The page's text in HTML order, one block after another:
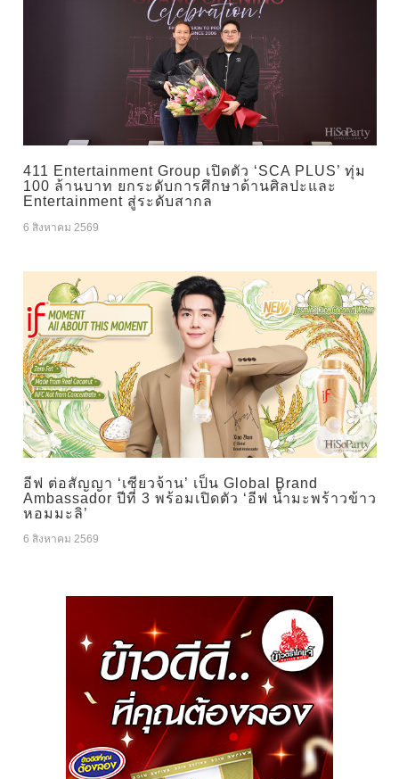
411 Entertainment Group เปิดตัว ‘SCA PLUS’ ทุ่ม
100 ล้านบาท ยกระดับการศึกษาด้านศิลปะและ
Entertainment สู่ระดับสากล
6 สิงหาคม 2569
อีฟ ต่อสัญญา ‘เซียวจ้าน’ เป็น Global Brand
Ambassador ปีที่ 3 พร้อมเปิดตัว ‘อีฟ น้ำมะพร้าวข้าว
หอมมะลิ’
6 สิงหาคม 2569